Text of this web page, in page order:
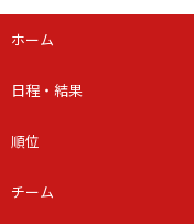
ホーム
日程・結果
順位
チーム